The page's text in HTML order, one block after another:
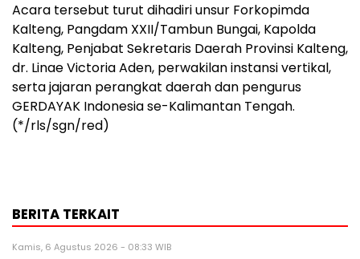
Acara tersebut turut dihadiri unsur Forkopimda
Kalteng, Pangdam XXII/Tambun Bungai, Kapolda
Kalteng, Penjabat Sekretaris Daerah Provinsi Kalteng,
dr. Linae Victoria Aden, perwakilan instansi vertikal,
serta jajaran perangkat daerah dan pengurus
GERDAYAK Indonesia se-Kalimantan Tengah.
(*/rls/sgn/red)
BERITA TERKAIT
Kamis, 6 Agustus 2026 - 08:33 WIB